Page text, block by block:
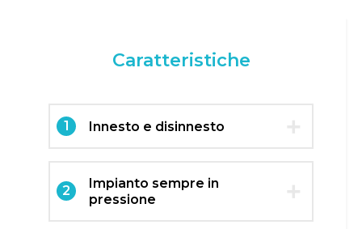
Caratteristiche
1 Innesto e disinnesto
2
Impianto sempre in
pressione